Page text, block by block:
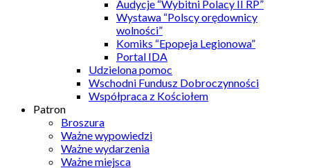
Audycje “Wybitni Polacy II RP”
Wystawa “Polscy orędownicy
wolności”
Komiks “Epopeja Legionowa”
Portal IDA
Udzielona pomoc
Wschodni Fundusz Dobroczynności
Współpraca z Kościołem
Patron
Broszura
Ważne wypowiedzi
Ważne wydarzenia
Ważne miejsca